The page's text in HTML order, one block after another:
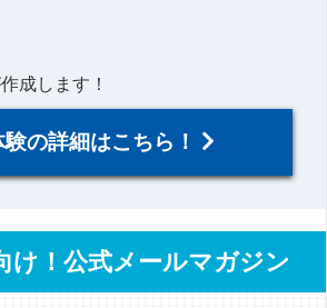
成します！
の詳細はこちら！
け！公式メールマガジン